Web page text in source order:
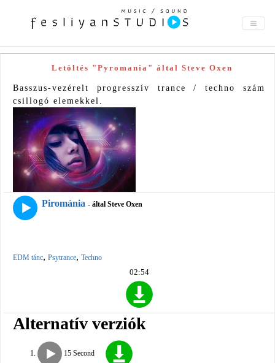
Letöltés "Pyromania" által Steve Oxen
Basszus-vezérelt progresszív trance / techno szám
csillogó elemekkel.
Pirománia - által Steve Oxen
EDM tánc, Psytrance, Techno
02:54
Alternatív verziók
15 Second